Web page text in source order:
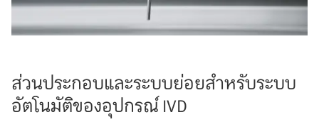
ส่วนประกอบและระบบย่อยสำหรับระบบ
อัตโนมัติของอุปกรณ์ IVD